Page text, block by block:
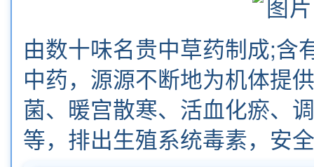
由数十味名贵中草药制成;含
中药，源源不断地为机体提
菌、暖宫散寒、活血化瘀、
等，排出生殖系统毒素，安